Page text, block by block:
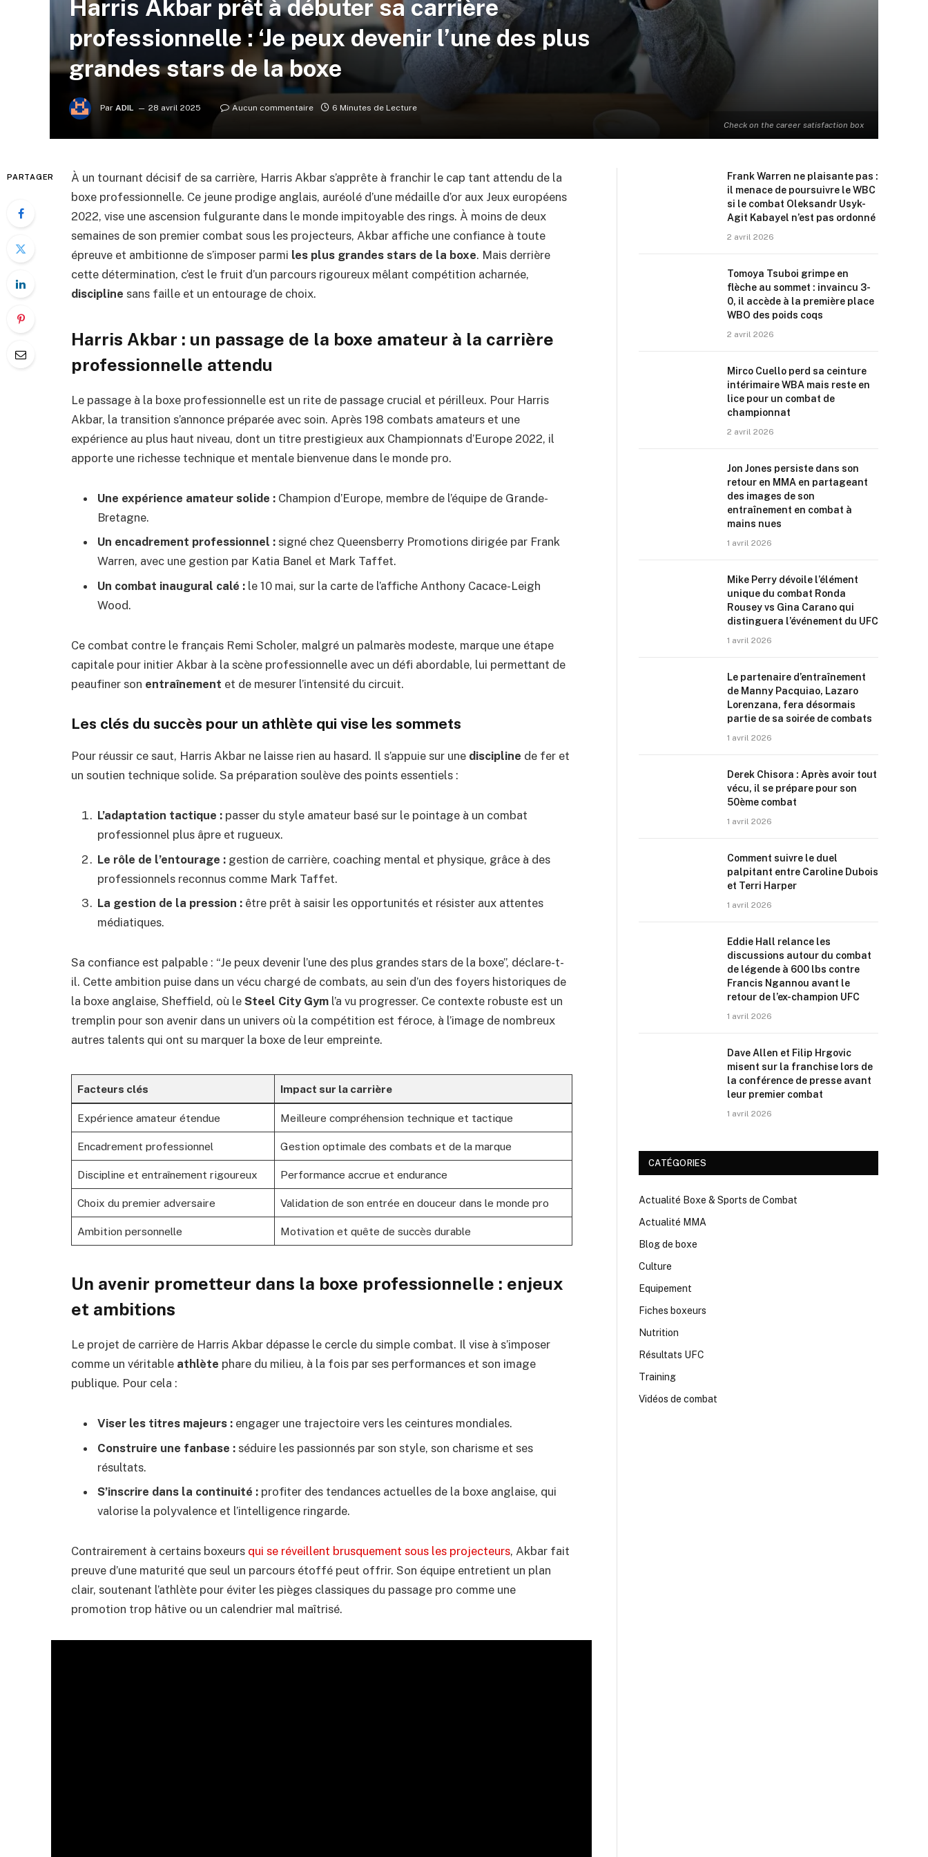
Check on the career satisfaction box
Harris Akbar prêt à débuter sa carrière
professionnelle : ‘Je peux devenir l’une des plus
grandes stars de la boxe
Par ADIL 28 avril 2025 Aucun commentaire 6 Minutes de Lecture
PARTAGER
À un tournant décisif de sa carrière, Harris Akbar s’apprête à franchir le cap tant attendu de la
boxe professionnelle. Ce jeune prodige anglais, auréolé d’une médaille d’or aux Jeux européens
2022, vise une ascension fulgurante dans le monde impitoyable des rings. À moins de deux
semaines de son premier combat sous les projecteurs, Akbar affiche une confiance à toute
épreuve et ambitionne de s’imposer parmi les plus grandes stars de la boxe. Mais derrière
cette détermination, c’est le fruit d’un parcours rigoureux mêlant compétition acharnée,
discipline sans faille et un entourage de choix.
Harris Akbar : un passage de la boxe amateur à la carrière
professionnelle attendu
Le passage à la boxe professionnelle est un rite de passage crucial et périlleux. Pour Harris
Akbar, la transition s’annonce préparée avec soin. Après 198 combats amateurs et une
expérience au plus haut niveau, dont un titre prestigieux aux Championnats d’Europe 2022, il
apporte une richesse technique et mentale bienvenue dans le monde pro.
Une expérience amateur solide : Champion d’Europe, membre de l’équipe de Grande-
Bretagne.
Un encadrement professionnel : signé chez Queensberry Promotions dirigée par Frank
Warren, avec une gestion par Katia Banel et Mark Taffet.
Un combat inaugural calé : le 10 mai, sur la carte de l’affiche Anthony Cacace-Leigh
Wood.
Ce combat contre le français Remi Scholer, malgré un palmarès modeste, marque une étape
capitale pour initier Akbar à la scène professionnelle avec un défi abordable, lui permettant de
peaufiner son entraînement et de mesurer l’intensité du circuit.
Les clés du succès pour un athlète qui vise les sommets
Pour réussir ce saut, Harris Akbar ne laisse rien au hasard. Il s’appuie sur une discipline de fer et
un soutien technique solide. Sa préparation soulève des points essentiels :
L’adaptation tactique : passer du style amateur basé sur le pointage à un combat
professionnel plus âpre et rugueux.
Le rôle de l’entourage : gestion de carrière, coaching mental et physique, grâce à des
professionnels reconnus comme Mark Taffet.
La gestion de la pression : être prêt à saisir les opportunités et résister aux attentes
médiatiques.
Sa confiance est palpable : “Je peux devenir l’une des plus grandes stars de la boxe”, déclare-t-
il. Cette ambition puise dans un vécu chargé de combats, au sein d’un des foyers historiques de
la boxe anglaise, Sheffield, où le Steel City Gym l’a vu progresser. Ce contexte robuste est un
tremplin pour son avenir dans un univers où la compétition est féroce, à l’image de nombreux
autres talents qui ont su marquer la boxe de leur empreinte.
Facteurs clés Impact sur la carrière
Expérience amateur étendue Meilleure compréhension technique et tactique
Encadrement professionnel Gestion optimale des combats et de la marque
Discipline et entraînement rigoureux Performance accrue et endurance
Choix du premier adversaire Validation de son entrée en douceur dans le monde pro
Ambition personnelle Motivation et quête de succès durable
Un avenir prometteur dans la boxe professionnelle : enjeux
et ambitions
Le projet de carrière de Harris Akbar dépasse le cercle du simple combat. Il vise à s’imposer
comme un véritable athlète phare du milieu, à la fois par ses performances et son image
publique. Pour cela :
Viser les titres majeurs : engager une trajectoire vers les ceintures mondiales.
Construire une fanbase : séduire les passionnés par son style, son charisme et ses
résultats.
S’inscrire dans la continuité : profiter des tendances actuelles de la boxe anglaise, qui
valorise la polyvalence et l’intelligence ringarde.
Contrairement à certains boxeurs qui se réveillent brusquement sous les projecteurs, Akbar fait
preuve d’une maturité que seul un parcours étoffé peut offrir. Son équipe entretient un plan
clair, soutenant l’athlète pour éviter les pièges classiques du passage pro comme une
promotion trop hâtive ou un calendrier mal maîtrisé.
Frank Warren ne plaisante pas :
il menace de poursuivre le WBC
si le combat Oleksandr Usyk-
Agit Kabayel n’est pas ordonné
2 avril 2026
Tomoya Tsuboi grimpe en
flèche au sommet : invaincu 3-
0, il accède à la première place
WBO des poids coqs
2 avril 2026
Mirco Cuello perd sa ceinture
intérimaire WBA mais reste en
lice pour un combat de
championnat
2 avril 2026
Jon Jones persiste dans son
retour en MMA en partageant
des images de son
entraînement en combat à
mains nues
1 avril 2026
Mike Perry dévoile l’élément
unique du combat Ronda
Rousey vs Gina Carano qui
distinguera l’événement du UFC
1 avril 2026
Le partenaire d’entraînement
de Manny Pacquiao, Lazaro
Lorenzana, fera désormais
partie de sa soirée de combats
1 avril 2026
Derek Chisora : Après avoir tout
vécu, il se prépare pour son
50ème combat
1 avril 2026
Comment suivre le duel
palpitant entre Caroline Dubois
et Terri Harper
1 avril 2026
Eddie Hall relance les
discussions autour du combat
de légende à 600 lbs contre
Francis Ngannou avant le
retour de l’ex-champion UFC
1 avril 2026
Dave Allen et Filip Hrgovic
misent sur la franchise lors de
la conférence de presse avant
leur premier combat
1 avril 2026
CATÉGORIES
Actualité Boxe & Sports de Combat
Actualité MMA
Blog de boxe
Culture
Equipement
Fiches boxeurs
Nutrition
Résultats UFC
Training
Vidéos de combat